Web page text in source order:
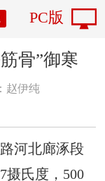
PC版
骨”御寒
赵伊纯
河北廊涿段
摄氏度，500